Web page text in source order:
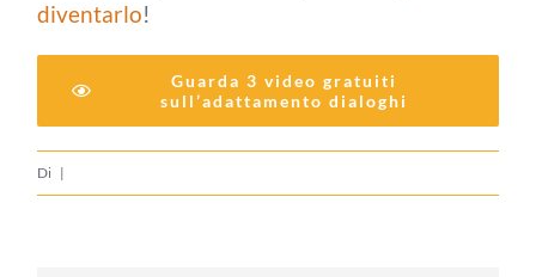
diventarlo!
Guarda 3 video gratuiti
sull’adattamento dialoghi
Di |